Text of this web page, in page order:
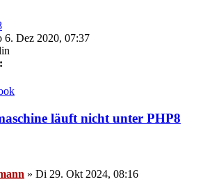
6. Dez 2020, 07:37
läuft nicht unter PHP8
» Di 29. Okt 2024, 08:16